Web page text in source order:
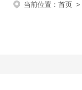
当前位置： 首页 >